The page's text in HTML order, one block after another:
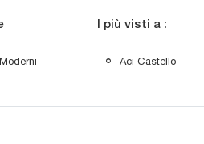
Moderni
I più visti a :
Aci Castello